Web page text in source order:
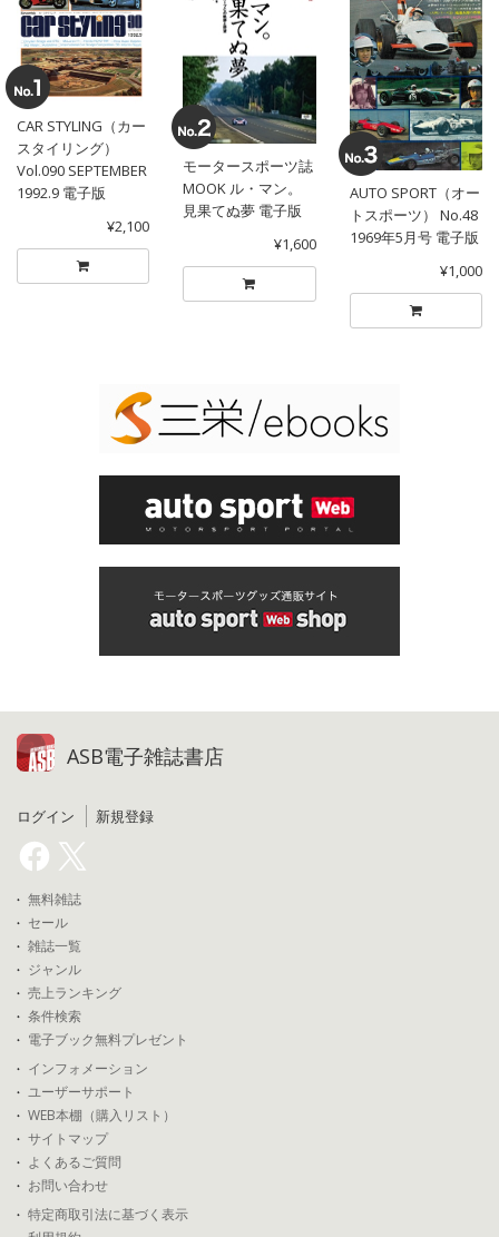
CAR STYLING（カー
スタイリング）
Vol.090 SEPTEMBER
1992.9 電子版
¥2,100
モータースポーツ誌
MOOK ル・マン。
見果てぬ夢 電子版
¥1,600
AUTO SPORT（オー
トスポーツ） No.48
1969年5月号 電子版
¥1,000
ASB電子雑誌書店
ログイン 新規登録
無料雑誌
セール
雑誌一覧
ジャンル
売上ランキング
条件検索
電子ブック無料プレゼント
インフォメーション
ユーザーサポート
WEB本棚（購入リスト）
サイトマップ
よくあるご質問
お問い合わせ
特定商取引法に基づく表示